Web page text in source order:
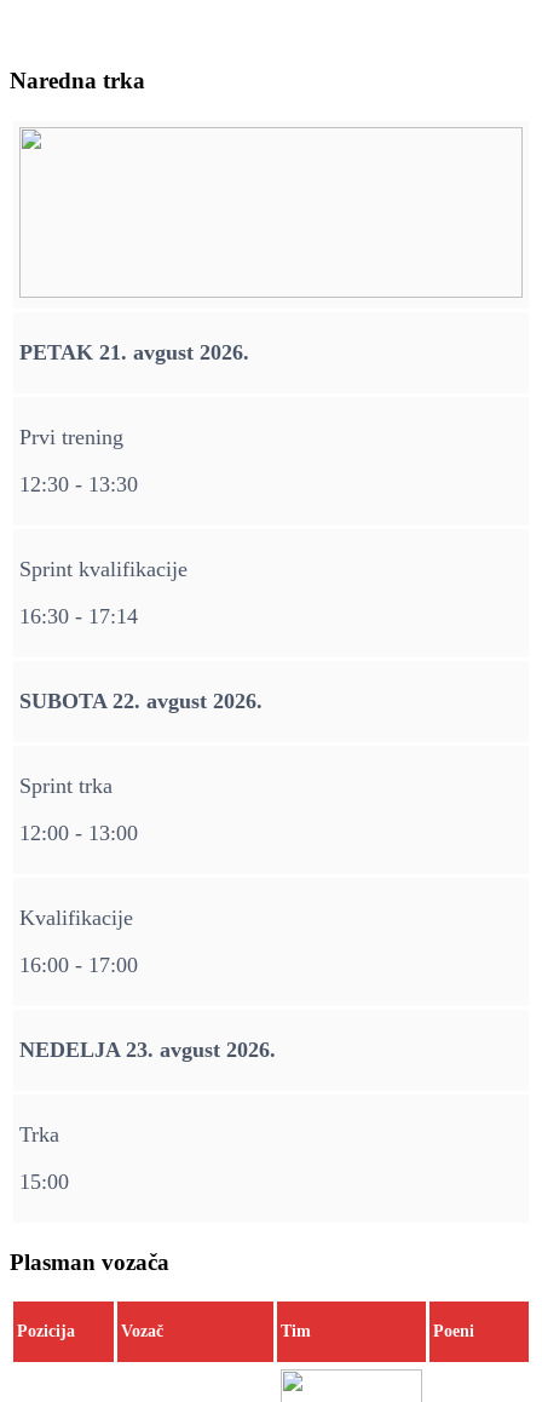
Naredna trka
PETAK 21. avgust 2026.
Prvi trening
12:30 - 13:30
Sprint kvalifikacije
16:30 - 17:14
SUBOTA 22. avgust 2026.
Sprint trka
12:00 - 13:00
Kvalifikacije
16:00 - 17:00
NEDELJA 23. avgust 2026.
Trka
15:00
Plasman vozača
Pozicija Vozač Tim Poeni